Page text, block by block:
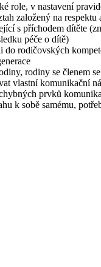
role, v nastavení
založený na respektu
s příchodem dítěte
péče o dítě)
rodičovských
rodiny se členem
vlastní komunikační
prvků
k sobě samému,